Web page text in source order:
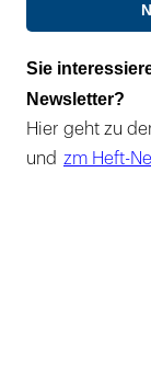
Sie
Newsletter?
Hier geht zu
und zm Heft-